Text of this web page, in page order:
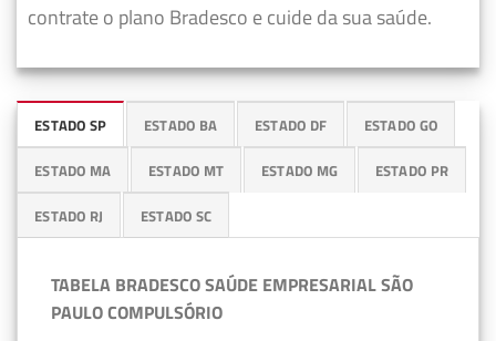
contrate o plano Bradesco e cuide da sua saúde.
ESTADO SP ESTADO BA ESTADO DF ESTADO GO
ESTADO MA ESTADO MT ESTADO MG ESTADO PR
ESTADO RJ ESTADO SC
TABELA BRADESCO SAÚDE EMPRESARIAL SÃO
PAULO COMPULSÓRIO